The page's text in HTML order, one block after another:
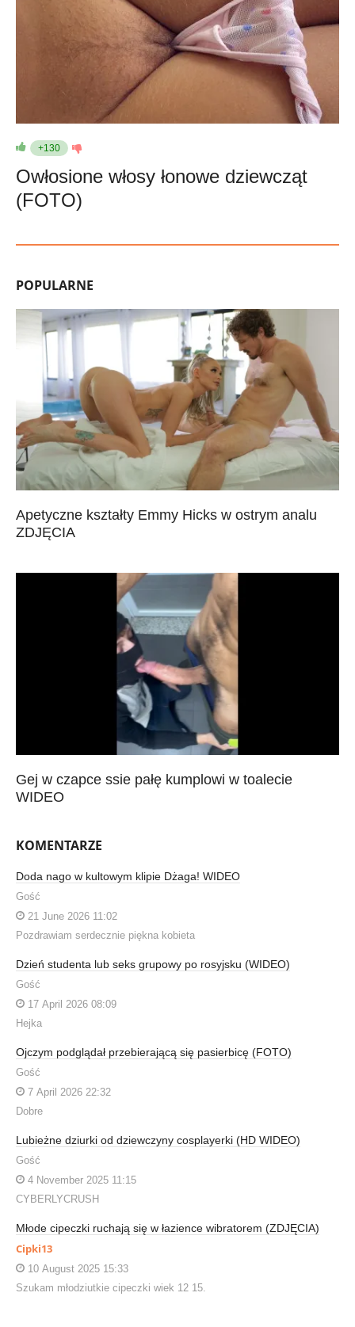
+130
Owłosione włosy łonowe dziewcząt
(FOTO)
POPULARNE
Apetyczne kształty Emmy Hicks w ostrym analu
ZDJĘCIA
Gej w czapce ssie pałę kumplowi w toalecie
WIDEO
KOMENTARZE
Doda nago w kultowym klipie Dżaga! WIDEO
Gość
21 June 2026 11:02
Pozdrawiam serdecznie piękna kobieta
Dzień studenta lub seks grupowy po rosyjsku (WIDEO)
Gość
17 April 2026 08:09
Hejka
Ojczym podglądał przebierającą się pasierbicę (FOTO)
Gość
7 April 2026 22:32
Dobre
Lubieżne dziurki od dziewczyny cosplayerki (HD WIDEO)
Gość
4 November 2025 11:15
CYBERLYCRUSH
Młode cipeczki ruchają się w łazience wibratorem (ZDJĘCIA)
Cipki13
10 August 2025 15:33
Szukam młodziutkie cipeczki wiek 12 15.